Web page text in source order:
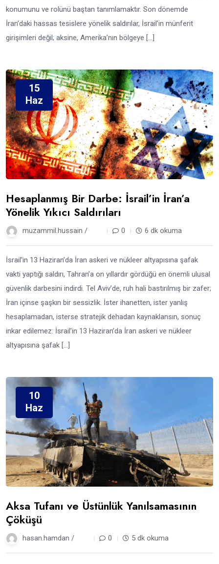
konumunu ve rolünü baştan tanımlamaktır. Son dönemde
İran’daki hassas tesislere yönelik saldırılar, İsrail’in münferit
girişimleri değil; aksine, Amerika’nın bölgeye […]
15
Haz
Hesaplanmış Bir Darbe: İsrail’in İran’a
Yönelik Yıkıcı Saldırıları
muzammil.hussain / 0 6 dk okuma
İsrail’in 13 Haziran’da İran askeri ve nükleer altyapısına şafak
vakti yaptığı saldırı, Tahran’a on yıllardır gördüğü en önemli ulusal
güvenlik darbesini indirdi. Tel Aviv’de, ruh hali bastırılmış bir zafer;
İran içinse şaşkın bir sessizlik. İster ihanetten, ister yanlış
hesaplamadan, isterse stratejik dehadan kaynaklansın, sonuç
inkar edilemez: İsrail’in 13 Haziran’da İran askeri ve nükleer
altyapısına şafak […]
10
Haz
Aksa Tufanı ve Üstünlük Yanılsamasının
Çöküşü
hasan.hamdan / 0 5 dk okuma